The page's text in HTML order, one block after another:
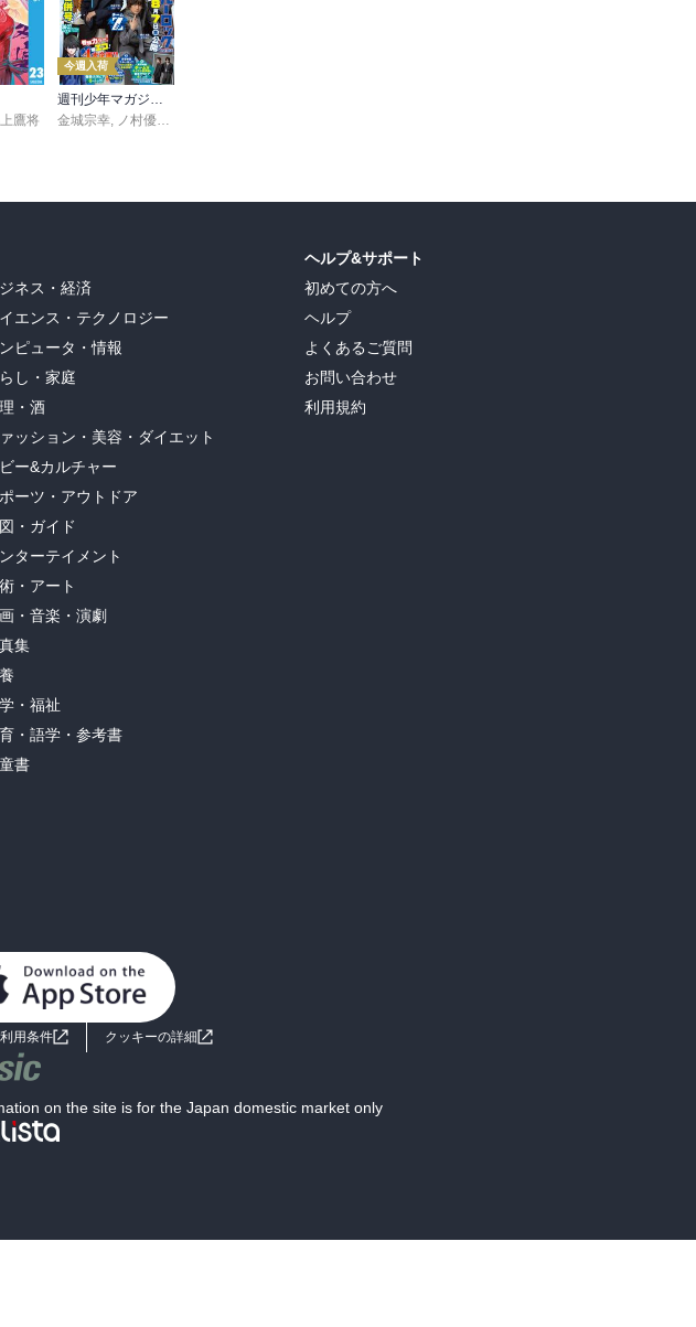
鷹将
今週入荷
週刊少年マガジン 2026年36・37号[2026年8月5日発売]
金城宗幸, ノ村優介
ネス・経済
エンス・テクノロジー
ピュータ・情報
し・家庭
・酒
ッション・美容・ダイエット
ー&カルチャー
ーツ・アウトドア
・ガイド
ターテイメント
・アート
・音楽・演劇
集
・福祉
・語学・参考書
書
ヘルプ&サポート
初めての方へ
ヘルプ
よくあるご質問
お問い合わせ
利用規約
用条件 クッキーの詳細
on the site is for the Japan domestic market only